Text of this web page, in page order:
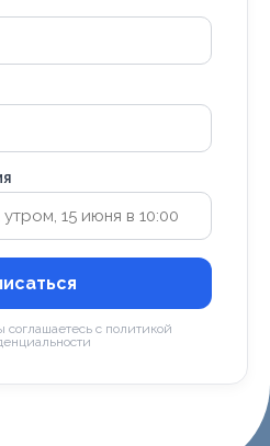
с политикой